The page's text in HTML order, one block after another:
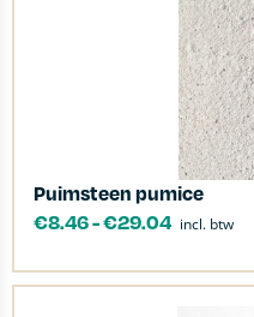
Puimsteen pumice
€8.46-€29.04 incl. btw